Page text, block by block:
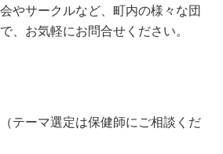
やサークルなど、町内の様々な団
、お気軽にお問合せください。
テーマ選定は保健師にご相談くだ